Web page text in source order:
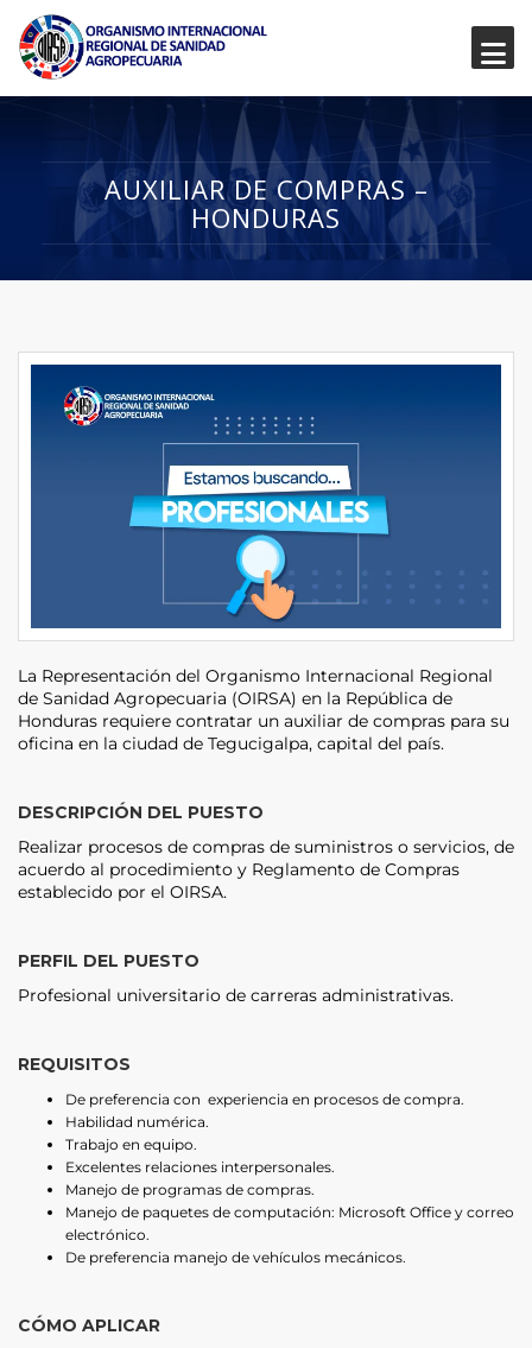
AUXILIAR DE COMPRAS –
HONDURAS
La Representación del Organismo Internacional Regional
de Sanidad Agropecuaria (OIRSA) en la República de
Honduras requiere contratar un auxiliar de compras para su
oficina en la ciudad de Tegucigalpa, capital del país.
DESCRIPCIÓN DEL PUESTO
Realizar procesos de compras de suministros o servicios, de
acuerdo al procedimiento y Reglamento de Compras
establecido por el OIRSA.
PERFIL DEL PUESTO
Profesional universitario de carreras administrativas.
REQUISITOS
De preferencia con experiencia en procesos de compra.
Habilidad numérica.
Trabajo en equipo.
Excelentes relaciones interpersonales.
Manejo de programas de compras.
Manejo de paquetes de computación: Microsoft Office y correo
electrónico.
De preferencia manejo de vehículos mecánicos.
CÓMO APLICAR